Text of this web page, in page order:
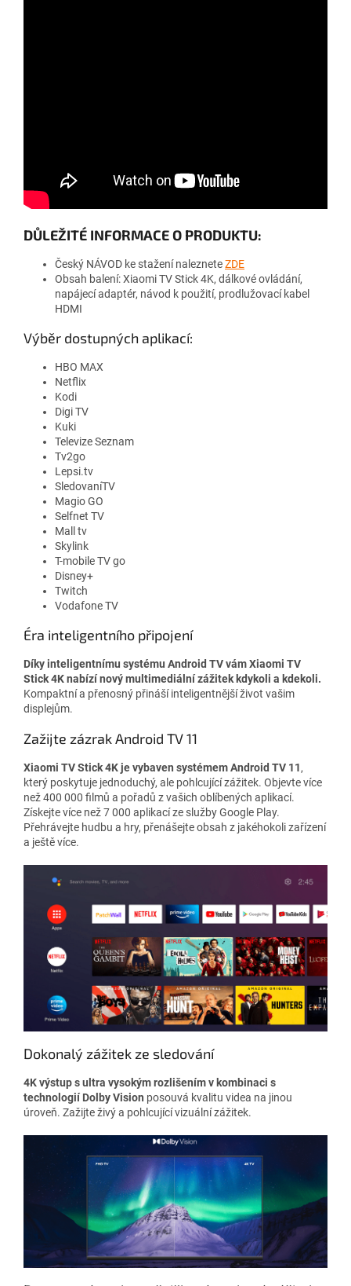
DŮLEŽITÉ INFORMACE O PRODUKTU:
Český NÁVOD ke stažení nalezneteZDE
Obsah balení: Xiaomi TV Stick 4K, dálkové ovládání,
napájecí adaptér, návod k použití, prodlužovací kabel
HDMI
Výběr dostupných aplikací:
HBO MAX
Netflix
Kodi
Digi TV
Kuki
Televize Seznam
Tv2go
Lepsi.tv
SledovaníTV
Magio GO
Selfnet TV
Mall tv
Skylink
T-mobile TV go
Disney+
Twitch
Vodafone TV
Éra inteligentního připojení
Díky inteligentnímu systému Android TV vám Xiaomi TV
Stick 4K nabízí nový multimediální zážitek kdykoli a kdekoli.
Kompaktní a přenosný přináší inteligentnější život vašim
displejům.
Zažijte zázrak Android TV 11
Xiaomi TV Stick 4K je vybaven systémem Android TV 11,
který poskytuje jednoduchý, ale pohlcující zážitek. Objevte více
než 400 000 filmů a pořadů z vašich oblíbených aplikací.
Získejte více než 7 000 aplikací ze služby Google Play.
Přehrávejte hudbu a hry, přenášejte obsah z jakéhokoli zařízení
a ještě více.
Dokonalý zážitek ze sledování
4K výstup s ultra vysokým rozlišením v kombinaci s
technologií Dolby Vision posouvá kvalitu videa na jinou
úroveň. Zažijte živý a pohlcující vizuální zážitek.